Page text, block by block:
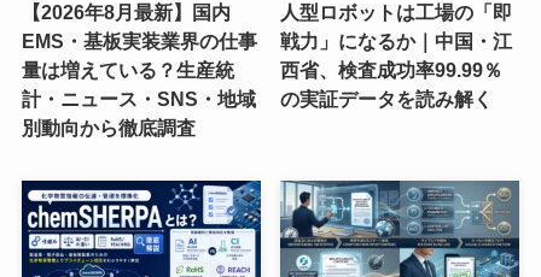
【2026年8月最新】国内
EMS・基板実装業界の仕事
量は増えている？生産統
計・ニュース・SNS・地域
別動向から徹底調査
人型ロボットは工場の「即
戦力」になるか｜中国・江
西省、検査成功率99.99％
の実証データを読み解く